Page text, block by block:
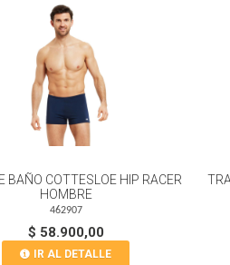
BAÑO COTTESLOE HIP RACER
HOMBRE
462907
$ 58.900,00
IR AL DETALLE